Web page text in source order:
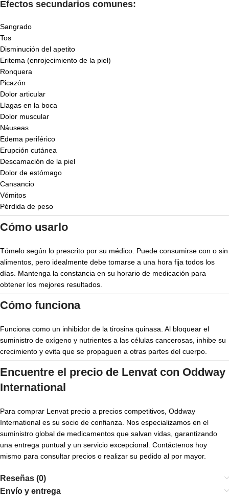
Efectos secundarios comunes:
Sangrado
Tos
Disminución del apetito
Eritema (enrojecimiento de la piel)
Ronquera
Picazón
Dolor articular
Llagas en la boca
Dolor muscular
Náuseas
Edema periférico
Erupción cutánea
Descamación de la piel
Dolor de estómago
Cansancio
Vómitos
Pérdida de peso
Cómo usarlo
Tómelo según lo prescrito por su médico. Puede consumirse con o sin
alimentos, pero idealmente debe tomarse a una hora fija todos los
días. Mantenga la constancia en su horario de medicación para
obtener los mejores resultados.
Cómo funciona
Funciona como un inhibidor de la tirosina quinasa. Al bloquear el
suministro de oxígeno y nutrientes a las células cancerosas, inhibe su
crecimiento y evita que se propaguen a otras partes del cuerpo.
Encuentre el precio de Lenvat con Oddway
International
Para comprar Lenvat precio a precios competitivos, Oddway
International es su socio de confianza. Nos especializamos en el
suministro global de medicamentos que salvan vidas, garantizando
una entrega puntual y un servicio excepcional. Contáctenos hoy
mismo para consultar precios o realizar su pedido al por mayor.
Reseñas (0)
Envío y entrega